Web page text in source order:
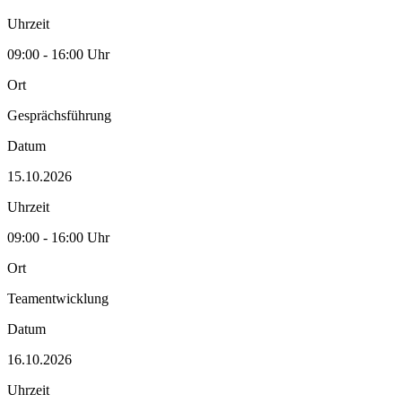
Uhrzeit
09:00 - 16:00 Uhr
Ort
Gesprächsführung
Datum
15.10.2026
Uhrzeit
09:00 - 16:00 Uhr
Ort
Teamentwicklung
Datum
16.10.2026
Uhrzeit